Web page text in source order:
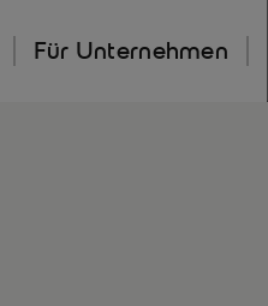
Für Unternehmen